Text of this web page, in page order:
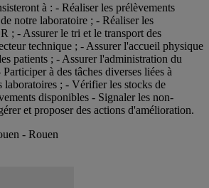
à : - Réaliser les prélèvements
notre laboratoire ; - Réaliser les
; - Assurer le tri et le transport des
technique ; - Assurer l'accueil physique
patients ; - Assurer l'administration du
à des tâches diverses liées à
laboratoires ; - Vérifier les stocks de
disponibles - Signaler les non-
et proposer des actions d'amélioration.
- Rouen